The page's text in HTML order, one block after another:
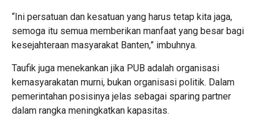
“Ini persatuan dan kesatuan yang harus tetap kita jaga,
semoga itu semua memberikan manfaat yang besar bagi
kesejahteraan masyarakat Banten,” imbuhnya.
Taufik juga menekankan jika PUB adalah organisasi
kemasyarakatan murni, bukan organisasi politik. Dalam
pemerintahan posisinya jelas sebagai sparing partner
dalam rangka meningkatkan kapasitas.